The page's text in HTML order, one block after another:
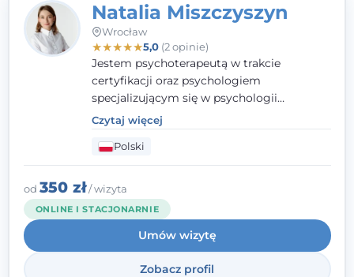
Natalia Miszczyszyn
Wrocław
★★★★★5,0(2 opinie)
Jestem psychoterapeutą w trakcie
certyfikacji oraz psychologiem
specjalizującym się w psychologii
klinicznej. Ukończyłam również studia
podyplomowe z Praktycznej Diagnozy
Psychologicznej. Aktywnie uczestniczę w
działalności Polskiego Towarzystwa
Psychiatrycznego oraz Polskiego
Towarzystwa Psychologicznego, a także
jestem członkiem nadzwyczajnym
Wielkopolskiego Towarzystwa Terapii
Systemowej.
Czytaj więcej
Polski
od 350 zł/ wizyta
ONLINE I STACJONARNIE
Umów wizytę
Zobacz profil